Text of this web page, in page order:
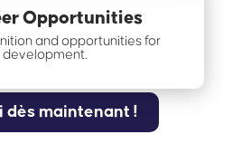
Opportunities
and opportunities for
dès maintenant !